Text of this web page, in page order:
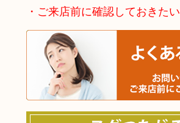
・ご来店前に確認しておきたい